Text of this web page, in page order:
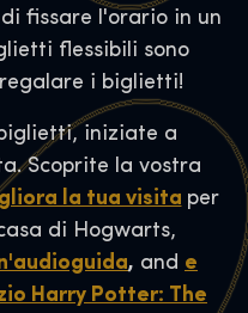
fissare l'orario in un
flessibili sono
i biglietti!
iniziate a
Scoprite la vostra
la tua visita per
di Hogwarts,
, and e
Harry Potter: The